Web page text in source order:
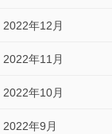
2022年12月
2022年11月
2022年10月
2022年9月